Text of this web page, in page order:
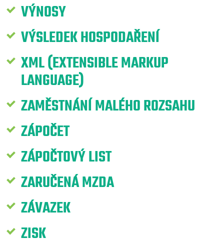
VÝNOSY
VÝSLEDEK HOSPODAŘENÍ
XML (EXTENSIBLE MARKUP
LANGUAGE)
ZAMĚSTNÁNÍ MALÉHO ROZSAHU
ZÁPOČET
ZÁPOČTOVÝ LIST
ZARUČENÁ MZDA
ZÁVAZEK
ZISK